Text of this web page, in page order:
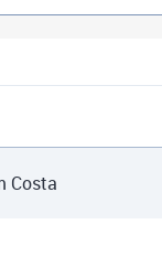
Costa